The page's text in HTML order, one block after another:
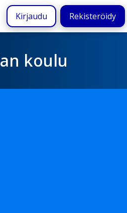
Kirjaudu Rekisteröidy
koulu